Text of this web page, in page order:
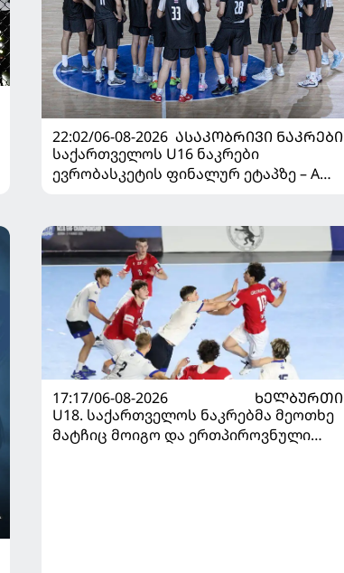
22:02/06-08-2026 ᲐᲡᲐᲙᲝᲑᲠᲘᲕᲘ ᲜᲐᲙᲠᲔᲑᲘ
საქართველოს U16 ნაკრები
ევრობასკეტის ფინალურ ეტაპზე – A
17:17/06-08-2026
ᲮᲔᲚᲑᲣᲠᲗᲘ
U18. საქართველოს ნაკრებმა მეოთხე
მატჩიც მოიგო და ერთპიროვნული